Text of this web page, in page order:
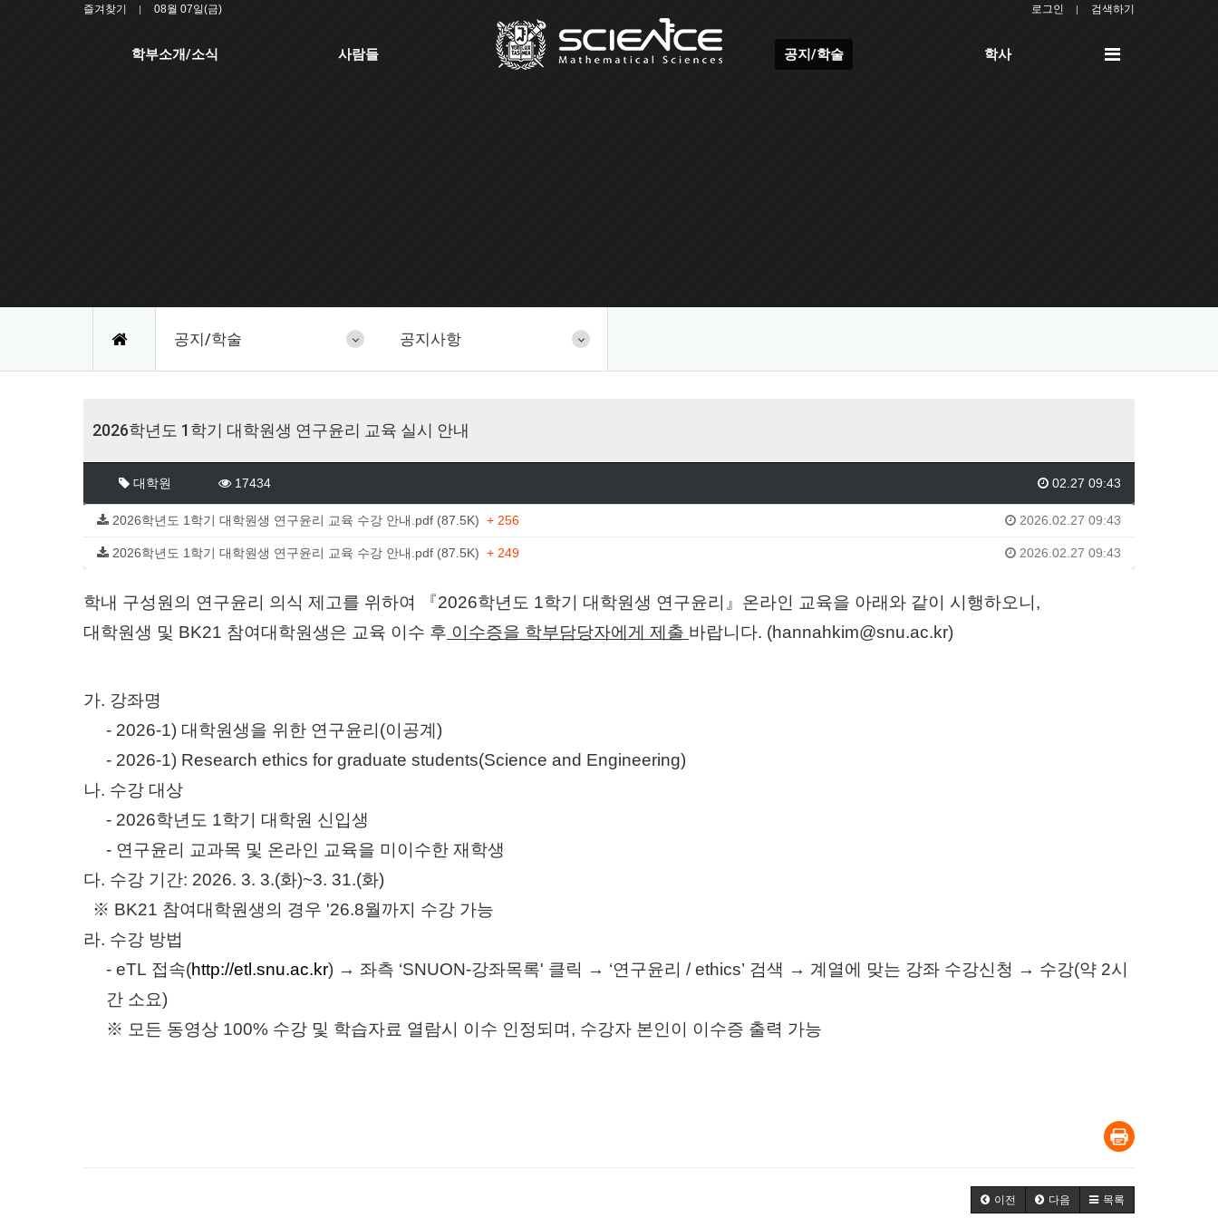
즐겨찾기 08월 07일(금) 로그인 검색하기
학부소개/소식 사람들 공지/학술 학사
전
공지/학술 공지사항
2026학년도 1학기 대학원생 연구윤리 교육 실시 안내
대학원 17434 02.27 09:43
2026.02.27 09:43
2026학년도 1학기 대학원생 연구윤리 교육 수강 안내.pdf (87.5K) + 256
2026.02.27 09:43
2026학년도 1학기 대학원생 연구윤리 교육 수강 안내.pdf (87.5K) + 249
학내 구성원의 연구윤리 의식 제고를 위하여 『2026학년도 1학기 대학원생 연구윤리 』 온라인 교육을 아래와 같이 시행하오니 ,
대학원생 및 BK21 참여대학원생은 교육 이수 후 이수증을 학부담당자에게 제출 바랍니다. (hannahkim@snu.ac.kr)
가. 강좌명
- 2026-1) 대학원생을 위한 연구윤리 (이공계 )
- 2026-1) Research ethics for graduate students(Science and Engineering)
나. 수강 대상
- 2026학년도 1학기 대학원 신입생
- 연구윤리 교과목 및 온라인 교육을 미이수한 재학생
다. 수강 기간: 2026. 3. 3.(화)~3. 31.(화)
※ BK21 참여대학원생의 경우 '26.8월까지 수강 가능
라. 수강 방법
- eTL 접속(http://etl.snu.ac.kr) → 좌측 ‘SNUON-강좌목록' 클릭 → ‘연구윤리 / ethics’ 검색 → 계열에 맞는 강좌 수강신청 → 수강(약 2시
간 소요)
※ 모든 동영상 100% 수강 및 학습자료 열람시 이수 인정되며 , 수강자 본인이 이수증 출력 가능
이전 다음 목록